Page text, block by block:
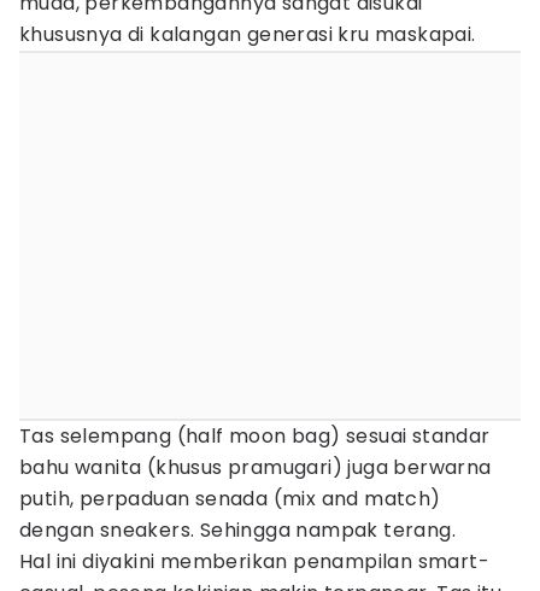
khususnya di kalangan generasi kru maskapai.
Tas selempang (half moon bag) sesuai standar
bahu wanita (khusus pramugari) juga berwarna
putih, perpaduan senada (mix and match)
dengan sneakers. Sehingga nampak terang.
Hal ini diyakini memberikan penampilan smart-